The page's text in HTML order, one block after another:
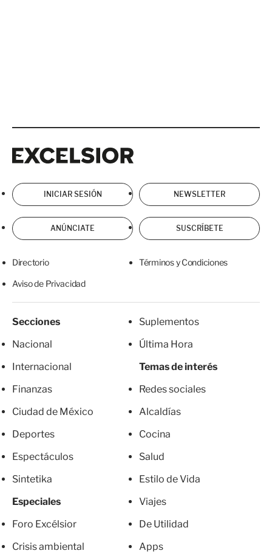
INICIAR SESIÓN NEWSLETTER
ANÚNCIATE SUSCRÍBETE
Directorio Términos y Condiciones
Aviso de Privacidad
Secciones
Nacional
Internacional
Finanzas
Ciudad de México
Deportes
Espectáculos
Sintetika
Especiales
Foro Excélsior
Crisis ambiental
Suplementos
Última Hora
Temas de interés
Redes sociales
Alcaldías
Cocina
Salud
Estilo de Vida
Viajes
De Utilidad
Apps